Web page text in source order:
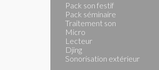
Pack son festif
Pack séminaire
Traitement son
Micro
Lecteur
Djing
Sonorisation extérieur